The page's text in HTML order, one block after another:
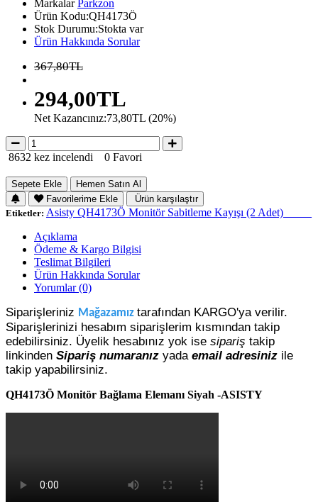
MarkalarParkzon
Ürün Kodu:QH4173Ö
Stok Durumu:Stokta var
Ürün Hakkında Sorular
367,80TL
294,00TL
Net Kazancınız:73,80TL (20%)
8632 kez incelendi 0 Favori
Sepete Ekle
Hemen Satın Al
Favorilerime Ekle
Ürün karşılaştır
Etiketler: Asisty QH4173Ö Monitör Sabitleme Kayışı (2 Adet)_____
Açıklama
Ödeme & Kargo Bilgisi
Teslimat Bilgileri
Ürün Hakkında Sorular
Yorumlar (0)
Siparişleriniz Mağazamız tarafından KARGO'ya verilir.
Siparişlerinizi hesabım siparişlerim kısmından takip
edebilirsiniz. Üyelik hesabınız yok ise sipariş takip
linkinden Sipariş numaranız yada email adresiniz ile
takip yapabilirsiniz.
QH4173Ö Monitör Bağlama Elemanı Siyah -ASISTY